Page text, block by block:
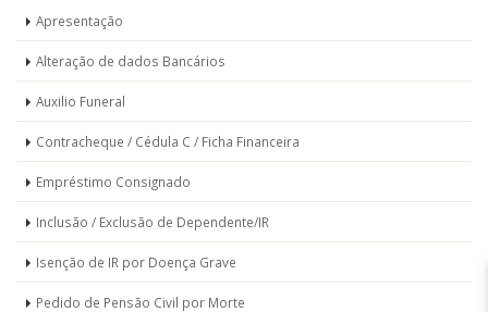
Serviços
para
aposentados
e
pensionistas
Apresentação
Alteração de dados Bancários
Auxilio Funeral
Contracheque / Cédula C / Ficha Financeira
Empréstimo Consignado
Inclusão / Exclusão de Dependente/IR
Isenção de IR por Doença Grave
Pedido de Pensão Civil por Morte